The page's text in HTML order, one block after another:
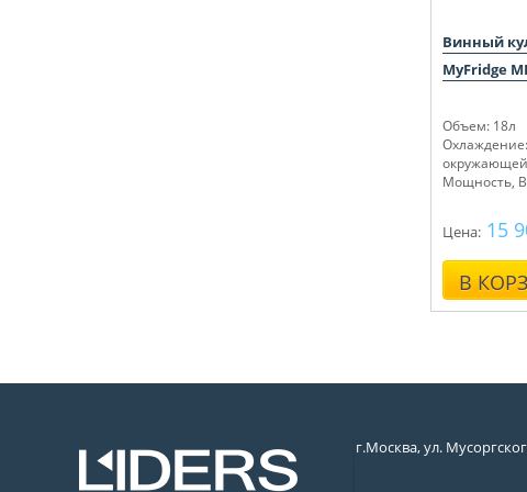
Винный
MyFridge
Объем: 18л
Мощность,
Цена: 15
В
г.Москва, ул.